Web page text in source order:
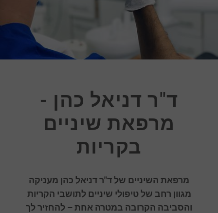
ד"ר דניאל כהן -
מרפאת שיניים
בקריות
מרפאת השיניים של ד"ר דניאל כהן מעניקה
מגוון רחב של טיפולי שיניים לתושבי הקריות
והסביבה הקרובה במטרה אחת – להחזיר לך